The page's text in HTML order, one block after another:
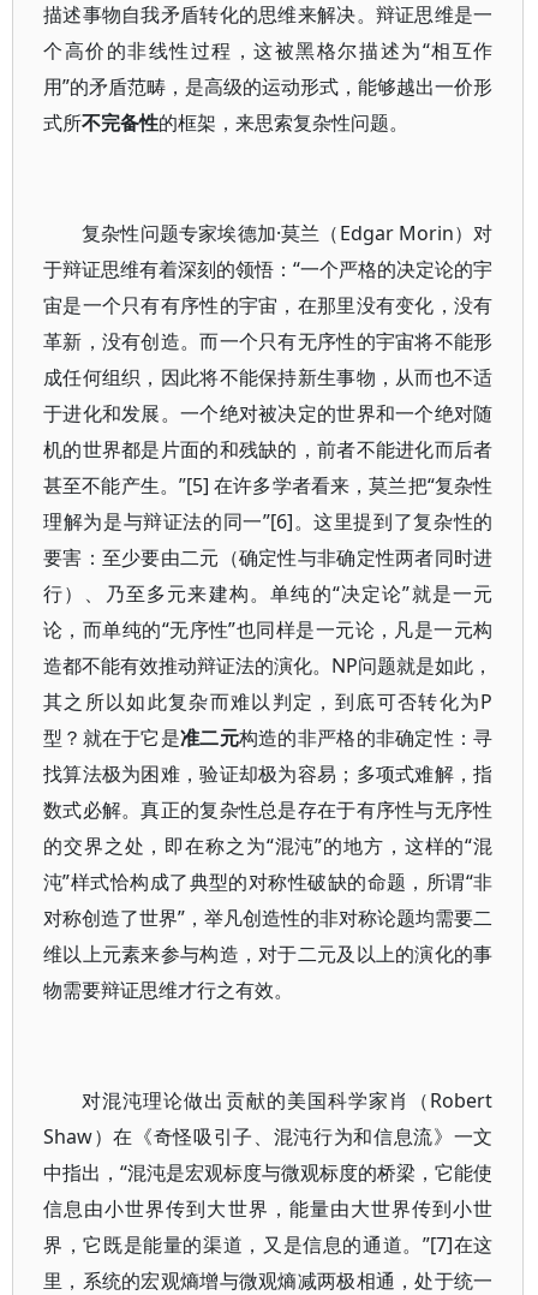
描述事物自我矛盾转化的思维来解决。辩证思维是一
个高价的非线性过程，这被黑格尔描述为“相互作
用”的矛盾范畴，是高级的运动形式，能够越出一价形
式所不完备性的框架，来思索复杂性问题。
复杂性问题专家埃德加·莫兰（Edgar Morin）对
于辩证思维有着深刻的领悟：“一个严格的决定论的宇
宙是一个只有有序性的宇宙，在那里没有变化，没有
革新，没有创造。而一个只有无序性的宇宙将不能形
成任何组织，因此将不能保持新生事物，从而也不适
于进化和发展。一个绝对被决定的世界和一个绝对随
机的世界都是片面的和残缺的，前者不能进化而后者
甚至不能产生。”[5] 在许多学者看来，莫兰把“复杂性
理解为是与辩证法的同一”[6]。这里提到了复杂性的
要害：至少要由二元（确定性与非确定性两者同时进
行）、乃至多元来建构。单纯的“决定论”就是一元
论，而单纯的“无序性”也同样是一元论，凡是一元构
造都不能有效推动辩证法的演化。NP问题就是如此，
其之所以如此复杂而难以判定，到底可否转化为P
型？就在于它是准二元构造的非严格的非确定性：寻
找算法极为困难，验证却极为容易；多项式难解，指
数式必解。真正的复杂性总是存在于有序性与无序性
的交界之处，即在称之为“混沌”的地方，这样的“混
沌”样式恰构成了典型的对称性破缺的命题，所谓“非
对称创造了世界”，举凡创造性的非对称论题均需要二
维以上元素来参与构造，对于二元及以上的演化的事
物需要辩证思维才行之有效。
对混沌理论做出贡献的美国科学家肖（Robert
Shaw）在《奇怪吸引子、混沌行为和信息流》一文
中指出，“混沌是宏观标度与微观标度的桥梁，它能使
信息由小世界传到大世界，能量由大世界传到小世
界，它既是能量的渠道，又是信息的通道。”[7]在这
里，系统的宏观熵增与微观熵减两极相通，处于统一